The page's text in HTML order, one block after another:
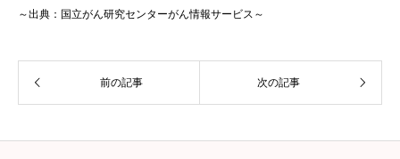
～出典：国立がん研究センターがん情報サービス～
前の記事 次の記事